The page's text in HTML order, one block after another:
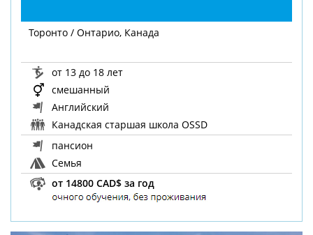
Торонто / Онтарио, Канада
от 13 до 18 лет
смешанный
Английский
Канадская старшая школа OSSD
пансион
Семья
от 14800 CAD$ за год